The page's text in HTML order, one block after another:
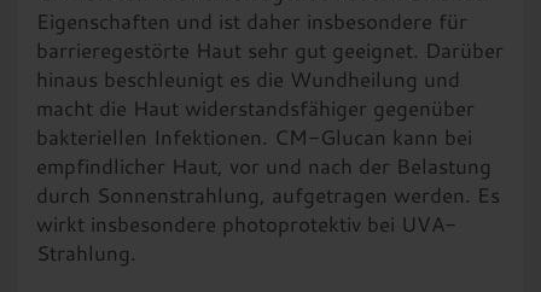
E-Mail: info@bio-kosmetik-brockmeier.de
Eigenschaften und ist daher insbesondere für
barrieregestörte Haut sehr gut geeignet. Darüber
hinaus beschleunigt es die Wundheilung und
macht die Haut widerstandsfähiger gegenüber
bakteriellen Infektionen. CM-Glucan kann bei
empfindlicher Haut, vor und nach der Belastung
durch Sonnenstrahlung, aufgetragen werden. Es
wirkt insbesondere photoprotektiv bei UVA-
Strahlung.